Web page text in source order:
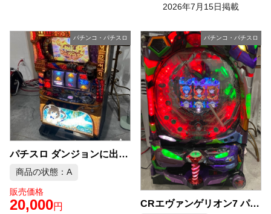
2026年7月15日掲載
パチンコ・パチスロ
パチスロ ダンジョンに出会いを求めるのは間違っているだろうか 実機 中古品販売
商品の状態：A
販売価格
20,000円
パチンコ・パチスロ
CRエヴァンゲリオン7 パチンコ台 実機 中古品販売